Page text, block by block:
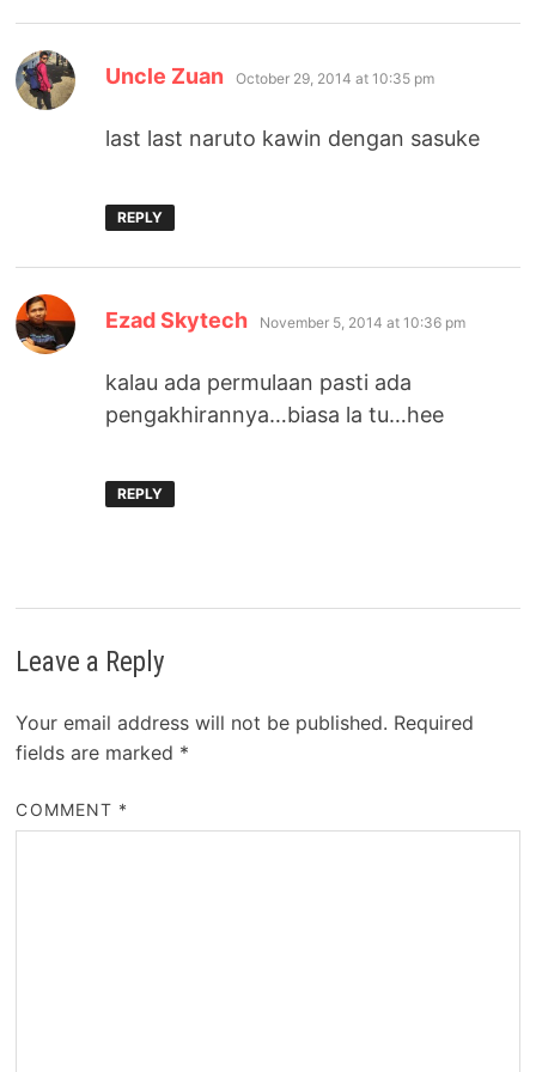
Uncle Zuan says:
October 29, 2014 at 10:35 pm
last last naruto kawin dengan sasuke
REPLY
Ezad Skytech says:
November 5, 2014 at 10:36 pm
kalau ada permulaan pasti ada
pengakhirannya…biasa la tu…hee
REPLY
Leave a Reply
Your email address will not be published. Required
fields are marked *
COMMENT *